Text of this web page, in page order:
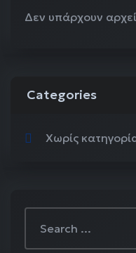
Δεν υπάρχουν
Categories
Χωρίς